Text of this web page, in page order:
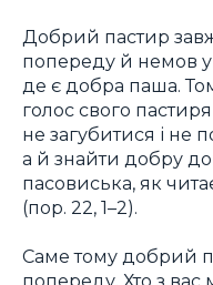
Добрий пастир
попереду й немов
де є добра паша.
голос свого
не загубитися і не
а й знайти добру
пасовиська, як
(пор. 22, 1–2).
Саме тому добрий